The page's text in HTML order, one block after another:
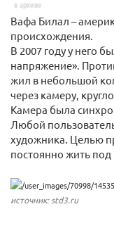
в архиве
Вафа Билал –
происхождения.
В 2007 году у него
напряжение».
жил в небольшой
через камеру,
Камера была
Любой
художника. Целью
постоянно жить
источник: std3.ru